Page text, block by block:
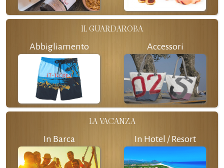
IL GUARDAROBA
Abbigliamento Accessori
LA VACANZA
In Barca In Hotel / Resort